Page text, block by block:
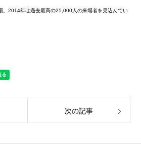
2014年は過去最高の25,000人の来場者を見込んでい
次の記事